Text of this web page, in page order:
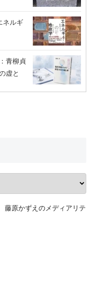
ネルギ
青柳貞
虚と
原かずえのメディアリテ